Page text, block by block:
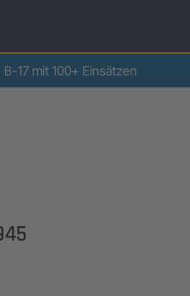
B-17 mit 100+ Einsätzen